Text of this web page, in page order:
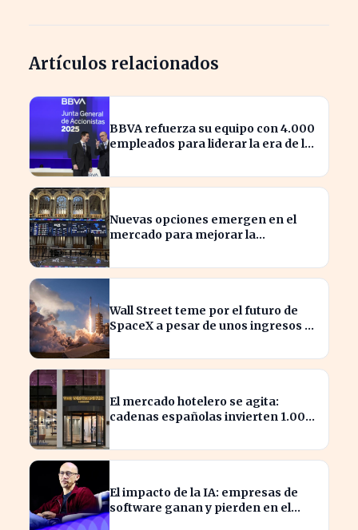
Artículos relacionados
BBVA refuerza su equipo con 4.000
empleados para liderar la era de la
Nuevas opciones emergen en el
mercado para mejorar la
Wall Street teme por el futuro de
SpaceX a pesar de unos ingresos de
El mercado hotelero se agita:
cadenas españolas invierten 1.000
El impacto de la IA: empresas de
software ganan y pierden en el